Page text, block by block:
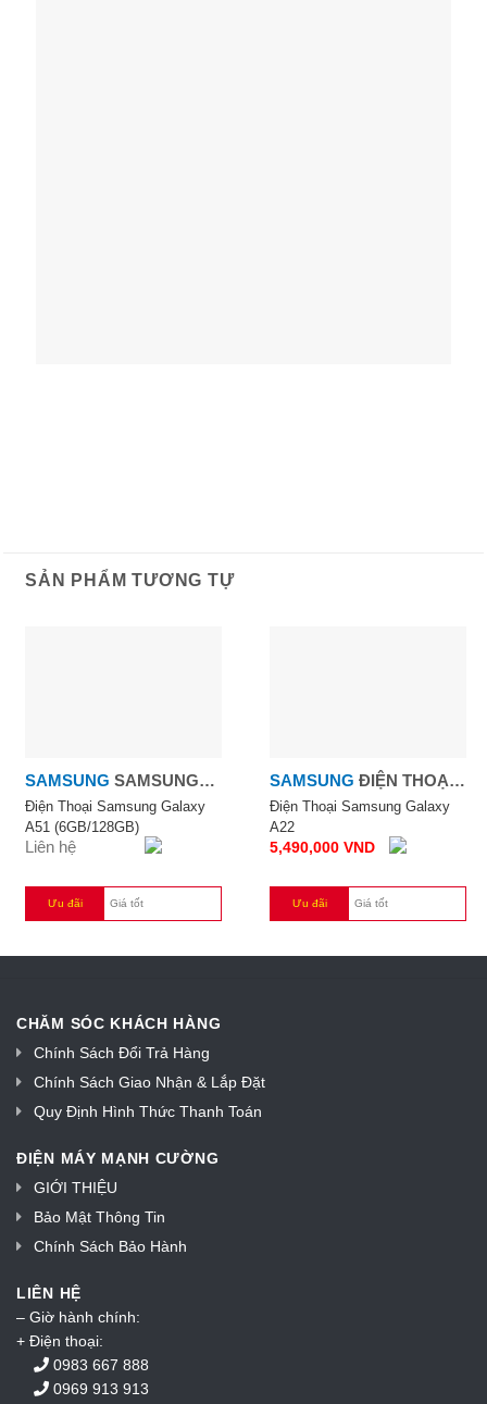
SẢN PHẨM TƯƠNG TỰ
SAMSUNG SAMSUNG
GALAXY A51
(6GB/128GB)
Điện Thoại Samsung Galaxy
A51 (6GB/128GB)
Liên hệ
Ưu đãi Giá tốt
SAMSUNG ĐIỆN THOẠI
SAMSUNG GALAXY A22
Điện Thoại Samsung Galaxy
A22
5,490,000 VND
Ưu đãi Giá tốt
CHĂM SÓC KHÁCH HÀNG
Chính Sách Đổi Trả Hàng
Chính Sách Giao Nhận & Lắp Đặt
Quy Định Hình Thức Thanh Toán
ĐIỆN MÁY MẠNH CƯỜNG
GIỚI THIỆU
Bảo Mật Thông Tin
Chính Sách Bảo Hành
LIÊN HỆ
– Giờ hành chính:
+ Điện thoại:
0983 667 888
0969 913 913